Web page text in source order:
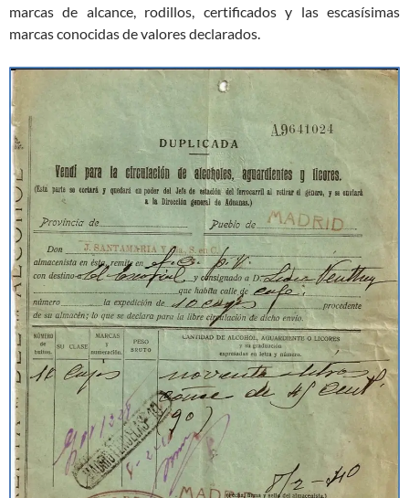
marcas de alcance, rodillos, certificados y las escasísimas
marcas conocidas de valores declarados.